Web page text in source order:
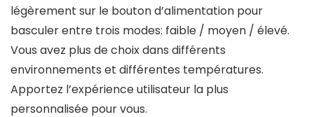
légèrement sur le bouton d’alimentation pour
basculer entre trois modes: faible / moyen / élevé.
Vous avez plus de choix dans différents
environnements et différentes températures.
Apportez l’expérience utilisateur la plus
personnalisée pour vous.